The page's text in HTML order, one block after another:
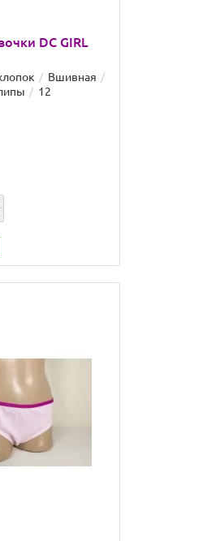
DC GIRL
Вшивная
12